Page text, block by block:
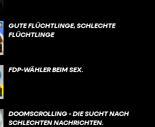
GUTE FLÜCHTLINGE, SCHLECHTE
FLÜCHTLINGE
FDP-WÄHLER BEIM SEX.
DOOMSCROLLING - DIE SUCHT NACH
SCHLECHTEN NACHRICHTEN.